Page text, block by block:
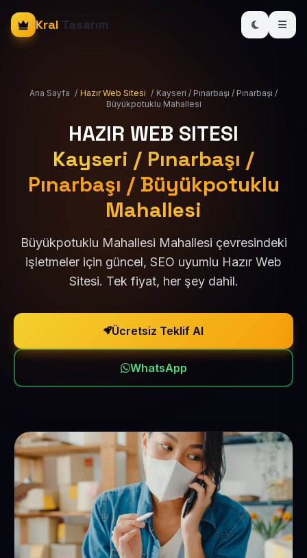
Kral Tasarım
Ana Sayfa / Hazır Web Sitesi / Kayseri / Pınarbaşı / Pınarbaşı /
Büyükpotuklu Mahallesi
HAZIR WEB SITESI
Kayseri / Pınarbaşı /
Pınarbaşı / Büyükpotuklu
Mahallesi
Büyükpotuklu Mahallesi Mahallesi çevresindeki
işletmeler için güncel, SEO uyumlu Hazır Web
Sitesi. Tek fiyat, her şey dahil.
Ücretsiz Teklif Al
WhatsApp